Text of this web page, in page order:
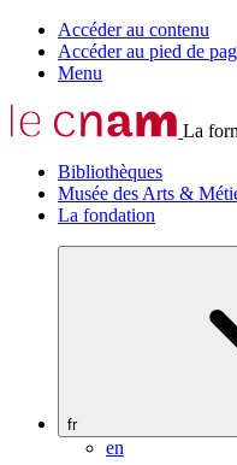
Accéder au contenu
Accéder au pied de
Menu
La
Bibliothèques
Musée des Arts &
La fondation
fr
en